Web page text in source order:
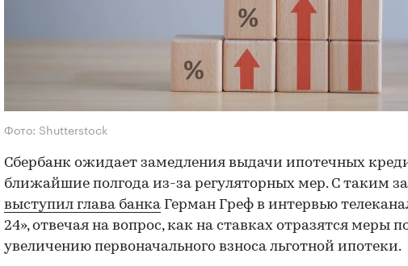
Фото: Shutterstock
Сбербанк ожидает замедления выдачи ипотечных
ближайшие полгода из-за регуляторных мер. С таким
выступил глава банка Герман Греф в интервью
24», отвечая на вопрос, как на ставках отразятся меры
увеличению первоначального взноса льготной ипотеки.